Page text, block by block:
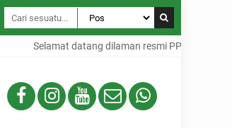
Selamat datang dilaman resmi PPID SMAN 15